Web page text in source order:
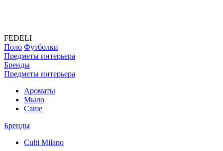
FEDELI
Поло Футболки
Предметы интерьера
Бренды
Предметы интерьера
Ароматы
Мыло
Саше
Бренды
Culti Milano